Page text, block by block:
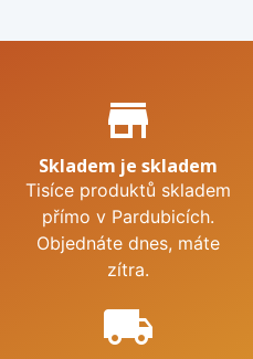
Proč nakupovat u nás?
store_mall_directory
Skladem je skladem
Tisíce produktů skladem
přímo v Pardubicích.
Objednáte dnes, máte
zítra.
local_shipping